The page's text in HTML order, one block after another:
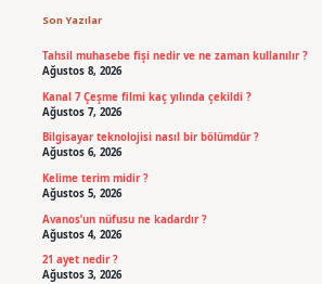
Son Yazılar
Tahsil muhasebe fişi nedir ve ne zaman kullanılır ?
Ağustos 8, 2026
Kanal 7 Çeşme filmi kaç yılında çekildi ?
Ağustos 7, 2026
Bilgisayar teknolojisi nasıl bir bölümdür ?
Ağustos 6, 2026
Kelime terim midir ?
Ağustos 5, 2026
Avanos’un nüfusu ne kadardır ?
Ağustos 4, 2026
21 ayet nedir ?
Ağustos 3, 2026